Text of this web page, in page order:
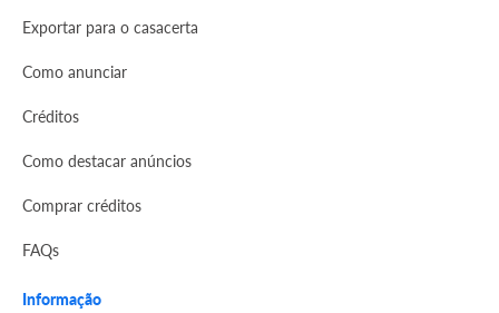
Exportar para o casacerta
Como anunciar
Créditos
Como destacar anúncios
Comprar créditos
FAQs
Informação